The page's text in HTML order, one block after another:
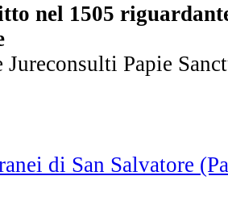
nel 1505
Jureconsulti Papie
di San Salvatore